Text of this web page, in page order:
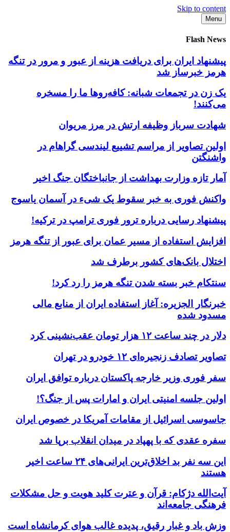
Skip to content
Menu
Flash News
پیشنهاد ایران برای دریافت هزینه از عبور و مرور در تنگه
هرمز خبرساز شد
یک زن در تجمعات شبانه: کافه‌روها ما را مسخره
می‌کنند!
شهادت سرباز وظیفه ارتش در مرز مریوان
اولین تصاویر از مراسم تشییع لیندسی گراهام در
واشنگتن
آمار تازه وزارت بهداشت از جانباختگان جنگ اخیر
واکنش فوری به خبر سقوط یک شیء در آسمان یاسوج
پیشنهاد رسایی درباره ترور فوری ترامپ در ترکیه!
افزایش استفاده از مسیر عمان برای عبور از تنگه هرمز
اختلال بانک‌های کشور برطرف شد
سنتکام خبر بسته شدن تنگه هرمز را رد کرد!
خبرنگار الجزیره: آغاز استفاده ایران از منابع مالی
مسدود شده
دلار در چند ساعت ۱۲ هزار تومان عقب‌نشینی کرد
تصاویر تصادف زنجیره‌ای ۱۲ خودرو در تهران
سفر فوری وزیر خارجه پاکستان درباره توافق ایران
اولین جلسه امنیتی ایران و امارات پس از جنگ؟!
جاسوسی اسرائیل از مقامات آمریکا در خصوص ایران
سفره عقدی که با پهپاد در میدان انقلاب برپا شد
این سه نفر بد اخلاق‌ترین ایرانی‌های ۲۴ ساعت اخیر
هستند
آیت‌الله دژکام: قرآن و عترت کلید هویت و حل مشکلات
فرهنگی جامعه‌اند
وزش باد و غبار رقیق، پدیده غالب هوای کرمانشاه است